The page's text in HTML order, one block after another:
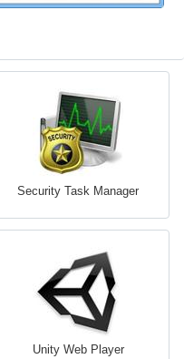
Security Task Manager
Unity Web Player